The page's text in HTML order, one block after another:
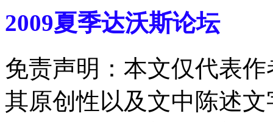
2009夏季达沃斯论坛
免责声明：本文仅代表
其原创性以及文中陈述